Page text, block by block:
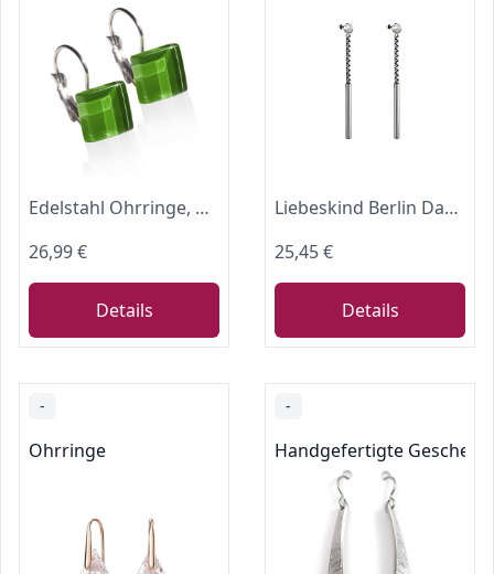
Edelstahl Ohrringe, Ohrhänger Silber, Hängeohrringe mit quadratischen Glassteinen, Nachhaltiger Ohrschmuck, Nickelfrei, hochwertiger Ohrringverschluss, Klappverschluss, Schmucksteine: 10mm
26,99 €
Details
Liebeskind Berlin Damen-Hängeohrringe Edelstahl
25,45 €
Details
-
Ohrringe
-
Handgefertigte